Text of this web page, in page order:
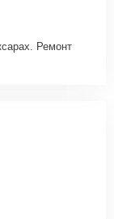
Ремонт